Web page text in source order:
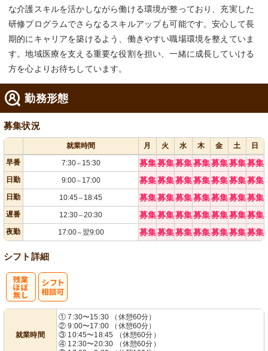
な介護スキルを活かしながら働ける環境が整っており、充実した
研修プログラムでさらなるスキルアップも可能です。安心して長
期的にキャリアを築けるよう、働きやすい職場環境を整えていま
す。地域医療を支える重要な役割を担い、一緒に成長していける
方を心よりお待ちしています。
勤務形態
募集状況
就業時間 月 火 水 木 金 土
日
早番
7:30～ 15:30 募集募集募集募集募集募集募集
日勤 9:00～ 17:00 募集募集募集募集募集募集募集
日勤 10:45 ～ 18:45 募集募集募集募集募集募集募集
遅番 12:30～20:30 募集募集募集募集募集募集募集
夜勤 17:00～翌9:00 募集募集募集募集募集募集募集
シフト詳細
就業時間
① 7:30〜15:30 （休憩60分）
② 9:00〜17:00 （休憩60分）
③ 10:45〜18:45 （休憩60分）
④ 12:30〜20:30 （休憩60分）